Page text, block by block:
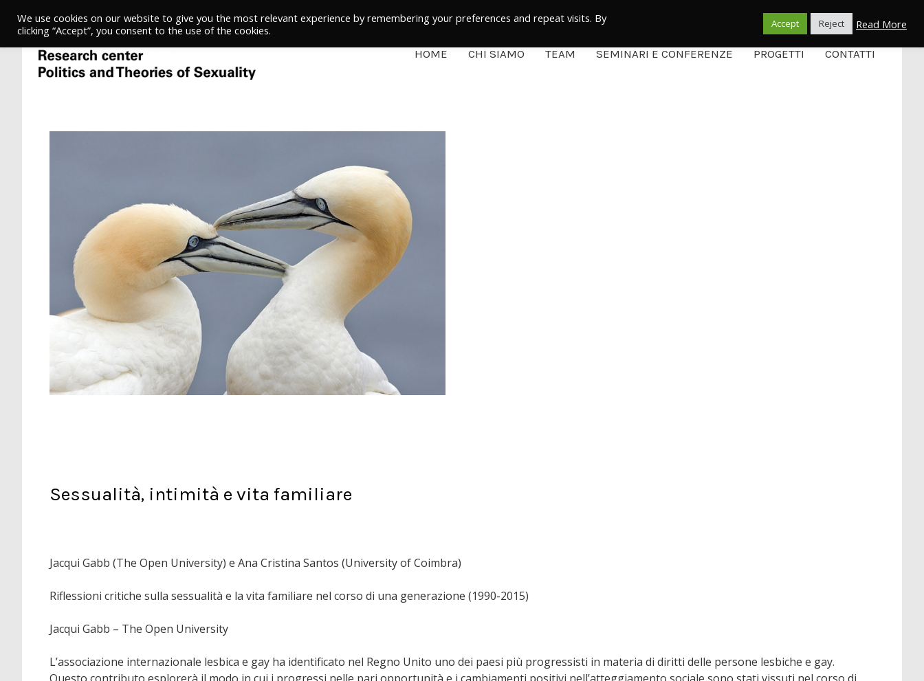
Italiano
HOME CHI SIAMO TEAM SEMINARI E CONFERENZE PROGETTI CONTATTI
Sessualità, intimità e vita familiare
Jacqui Gabb (The Open University) e Ana Cristina Santos (University of Coimbra)
Riflessioni critiche sulla sessualità e la vita familiare nel corso di una generazione (1990-2015)
Jacqui Gabb – The Open University
L’associazione internazionale lesbica e gay ha identificato nel Regno Unito uno dei paesi più progressisti in materia di diritti delle persone lesbiche e gay.
We use cookies on our website to give you the most relevant experience by remembering your preferences and repeat visits. By
clicking “Accept”, you consent to the use of the cookies.
Accept Reject Read More